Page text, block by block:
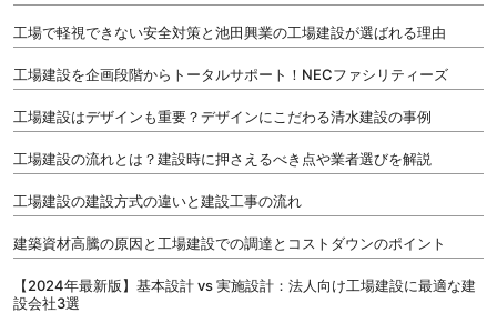
工場で軽視できない安全対策と池田興業の工場建設が選ばれる理由
工場建設を企画段階からトータルサポート！NECファシリティーズ
工場建設はデザインも重要？デザインにこだわる清水建設の事例
工場建設の流れとは？建設時に押さえるべき点や業者選びを解説
工場建設の建設方式の違いと建設工事の流れ
建築資材高騰の原因と工場建設での調達とコストダウンのポイント
【2024年最新版】基本設計 vs 実施設計：法人向け工場建設に最適な建
設会社3選